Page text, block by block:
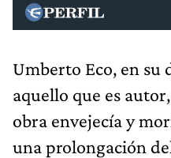
Umberto Eco, en su
aquello que es
obra envejecía y
una prolongación